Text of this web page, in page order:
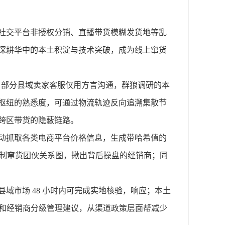
交平台非授权分销、直播带货模糊发货地等乱
耕华中的本土积淀与技术突破，成为线上窜货
分县域卖家客服仅用方言沟通，群狼调研的本
纽的熟悉度，可通过物流轨迹反向追溯集散节
带货的隐蔽链路。
抓取各类电商平台价格信息，生成带哈希值的
窜货团伙关系图，揪出背后操盘的经销商；同
域市场 48 小时内可完成实地核验，响应；本土
经销商分级管理建议，从渠道政策层面帮减少